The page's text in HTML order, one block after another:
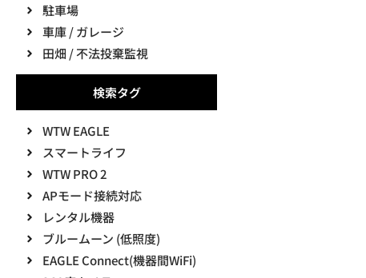
駐車場
車庫 / ガレージ
田畑 / 不法投棄監視
検索タグ
WTW EAGLE
スマートライフ
WTW PRO 2
APモード接続対応
レンタル機器
ブルームーン (低照度)
EAGLE Connect(機器間WiFi)